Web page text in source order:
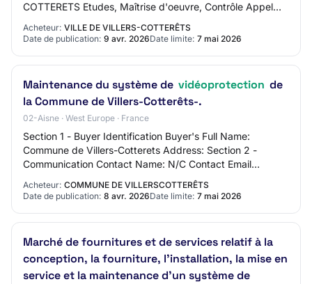
COTTERETS Etudes, Maîtrise d'oeuvre, Contrôle Appel
d'offres restreint Mise en ligne : 09/04/2026 Limite…
Acheteur: VILLE DE VILLERS-COTTERÊTS
Date de publication: 9 avr. 2026Date limite: 7 mai 2026
Maintenance du système de vidéoprotection de
la Commune de Villers-Cotterêts-.
02-Aisne · West Europe · France
Section 1 - Buyer Identification Buyer's Full Name:
Commune de Villers-Cotterets Address: Section 2 -
Communication Contact Name: N/C Contact Email
Address: N/C Contact Phone Number: N/C Section 3 -…
Acheteur: COMMUNE DE VILLERSCOTTERÊTS
Date de publication: 8 avr. 2026Date limite: 7 mai 2026
Marché de fournitures et de services relatif à la
conception, la fourniture, l'installation, la mise en
service et la maintenance d'un système de